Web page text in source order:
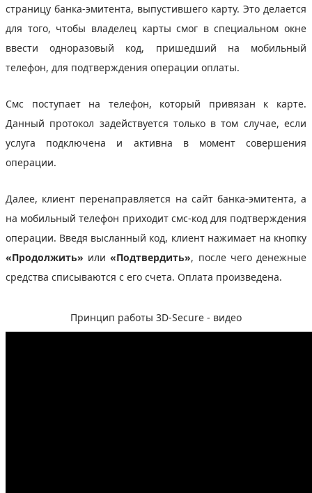
страницу банка-эмитента, выпустившего карту. Это делается
для того, чтобы владелец карты смог в специальном окне
ввести одноразовый код, пришедший на мобильный
телефон, для подтверждения операции оплаты.
Смс поступает на телефон, который привязан к карте.
Данный протокол задействуется только в том случае, если
услуга подключена и активна в момент совершения
операции.
Далее, клиент перенаправляется на сайт банка-эмитента, а
на мобильный телефон приходит смс-код для подтверждения
операции. Введя высланный код, клиент нажимает на кнопку
«Продолжить» или«Подтвердить», после чего денежные
средства списываются с его счета. Оплата произведена.
Принцип работы 3D-Secure - видео